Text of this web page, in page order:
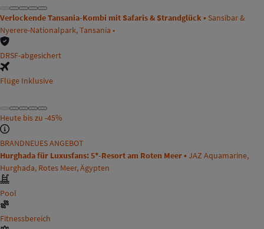
Verlockende Tansania-Kombi mit Safaris & Strandglück • Sansibar &
Nyerere-Nationalpark, Tansania •
DRSF-abgesichert
Flüge Inklusive
Heute bis zu -45%
BRANDNEUES ANGEBOT
Hurghada für Luxusfans: 5*-Resort am Roten Meer • JAZ Aquamarine,
Hurghada, Rotes Meer, Ägypten
Pool
Fitnessbereich